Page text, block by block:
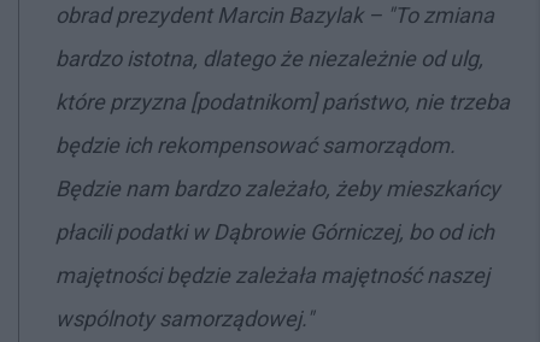
obrad prezydent Marcin Bazylak – "To zmiana
bardzo istotna, dlatego że niezależnie od ulg,
które przyzna [podatnikom] państwo, nie trzeba
będzie ich rekompensować samorządom.
Będzie nam bardzo zależało, żeby mieszkańcy
płacili podatki w Dąbrowie Górniczej, bo od ich
majętności będzie zależała majętność naszej
wspólnoty samorządowej."